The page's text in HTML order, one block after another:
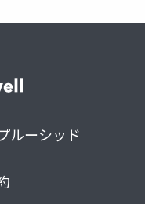
ルーシッド